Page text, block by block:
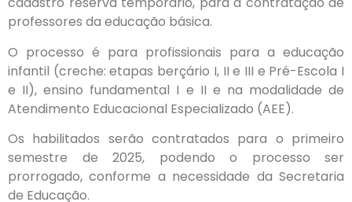
professores da educação básica.
O processo é para profissionais para a educação
infantil (creche: etapas berçário I, II e III e Pré-Escola I
e II), ensino fundamental I e II e na modalidade de
Atendimento Educacional Especializado (AEE).
Os habilitados serão contratados para o primeiro
semestre de 2025, podendo o processo ser
prorrogado, conforme a necessidade da Secretaria
de Educação.